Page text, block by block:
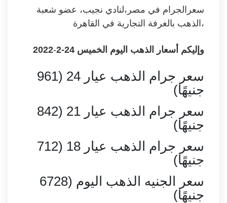
سعرالجرام في مصر،لنادي نجيب، عضو شعبة
الذهب بالغرفة التجارية في القاهرة،
وإليكم أسعار الذهب اليوم الخميس 24-2
-
2022
سعر جرام الذهب عيار 24 (961
جنيهًا)
سعر جرام الذهب عيار 21 (842
جنيهًا)
سعر جرام الذهب عيار 18 (712
جنيهًا)
سعر الجنيه الذهب اليوم (6728
جنيهًا)